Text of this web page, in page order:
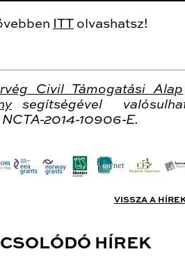
ITT olvashatsz!
Civil Támogatási Alap
segítségével
2014-10906-E.
VISSZA A
HÍREK